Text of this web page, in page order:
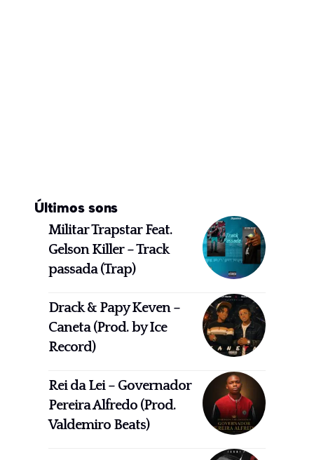
Últimos sons
Militar Trapstar Feat.
Gelson Killer – Track
passada (Trap)
Drack & Papy Keven –
Caneta (Prod. by Ice
Record)
Rei da Lei – Governador
Pereira Alfredo (Prod.
Valdemiro Beats)